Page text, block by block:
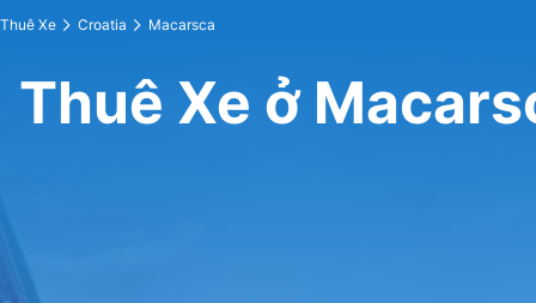
Thuê Xe Croatia Macarsca
Thuê Xe ở